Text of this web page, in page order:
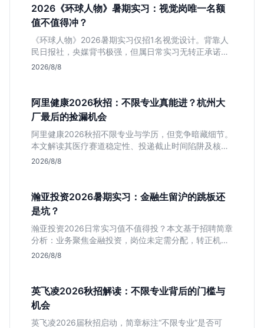
2026《环球人物》暑期实习：视觉岗唯一名额
值不值得冲？
《环球人物》2026暑期实习仅招1名视觉设计。背靠人
民日报社，央媒背书极强，但属日常实习无转正承诺。
适合追求高含金量简历、能接受严谨流程的设计生，想
2026/8/8
阿里健康2026秋招：不限专业真能进？杭州大
厂最后的捡漏机会
阿里健康2026秋招不限专业与学历，但竞争暗藏细节。
本文解读其医疗赛道稳定性、投递截止时间陷阱及核心
岗位面试节奏，帮应届生判断是否值得投入。
2026/8/8
瀚亚投资2026暑期实习：金融生留沪的跳板还
是坑？
瀚亚投资2026日常实习值不值得投？本文基于招聘简章
分析：业务聚焦金融投资，岗位未定需分配，转正机会
不明确。适合急需上海高含金量实习证明、想接触真实
2026/8/8
英飞凌2026秋招解读：不限专业背后的门槛与
机会
英飞凌2026届秋招启动，简章标注“不限专业”是否可